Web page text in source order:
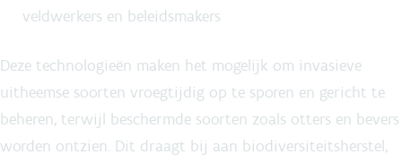
veldwerkers en beleidsmakers
Deze technologieën maken het mogelijk om invasieve
uitheemse soorten vroegtijdig op te sporen en gericht te
beheren, terwijl beschermde soorten zoals otters en bevers
worden ontzien. Dit draagt bij aan biodiversiteitsherstel,